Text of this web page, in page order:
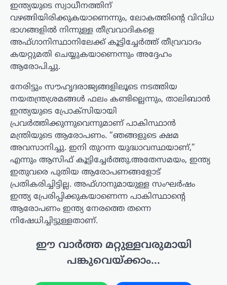
ഇന്ത്യയുടെ സ്വാധീനത്തിന്
വഴങ്ങിയിരിക്കുകയാണെന്നും, ലോകത്തിന്റെ വിവിധ
ഭാഗങ്ങളിൽ നിന്നുള്ള തീവ്രവാദികളെ
അഫ്ഗാനിസ്ഥാനിലേക്ക് കൂട്ടിച്ചേർത്ത് തീവ്രവാദം
കയറ്റുമതി ചെയ്യുകയാണെന്നും അദ്ദേഹം
ആരോപിച്ചു.
നേരിട്ടും സൗഹൃദരാജ്യങ്ങളിലൂടെ നടത്തിയ
നയതന്ത്രശ്രമങ്ങൾ ഫലം കണ്ടില്ലെന്നും, താലിബാൻ
ഇന്ത്യയുടെ പ്രോക്സിയായി
പ്രവർത്തിക്കുന്നുവെന്നുമാണ് പാകിസ്ഥാൻ
മന്ത്രിയുടെ ആരോപണം. “ഞങ്ങളുടെ ക്ഷമ
അവസാനിച്ചു. ഇനി തുറന്ന യുദ്ധാവസ്ഥയാണ്,”
എന്നും ആസിഫ് കൂട്ടിച്ചേർത്തു.അതേസമയം, ഇന്ത്യ
ഇതുവരെ പുതിയ ആരോപണങ്ങളോട്
പ്രതികരിച്ചിട്ടില്ല. അഫ്‌ഗാനുമായുള്ള സംഘർഷം
ഇന്ത്യ പ്രേരിപ്പിക്കുകയാണെന്ന പാകിസ്ഥാന്റെ
ആരോപണം ഇന്ത്യ നേരത്തെ തന്നെ
നിഷേധിച്ചിട്ടുള്ളതാണ്.
ഈ വാർത്ത മറ്റുള്ളവരുമായി
പങ്കുവെയ്ക്കാം...